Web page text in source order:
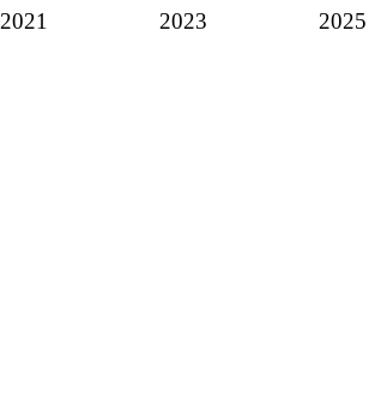
2021 2023 2025